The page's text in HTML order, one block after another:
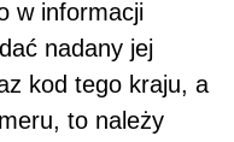
w informacji
nadany jej
kod tego kraju, a
to należy